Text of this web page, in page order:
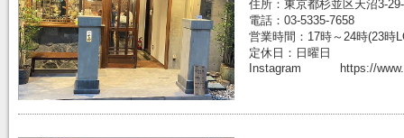
住所：東京都杉並区天沼3-
電話：03-5335-7658
営業時間：17時～24時(23時
定休日：日曜日
Instagram https://